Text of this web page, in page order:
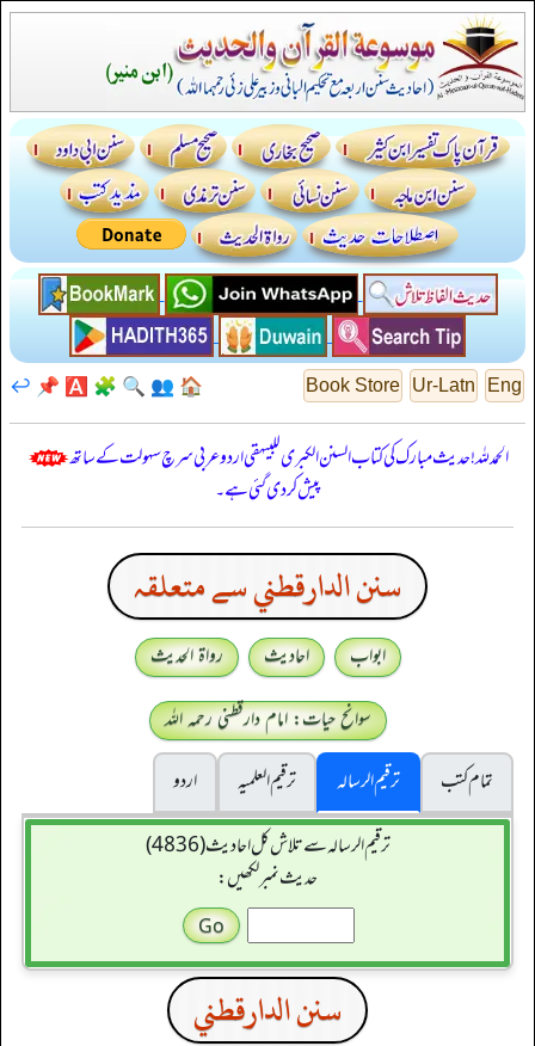
Eng
Ur-Latn
Book Store
🏠
👥
🔍
🧩
🅰️
📌
↩️
الحمدللہ! حدیث مبارک کی کتاب السنن الكبرى للبيهقي اردو عربی سرچ سہولت کے ساتھ
پیش کر دی گئی ہے۔
سنن الدارقطني سے متعلقہ
ابواب احادیث
رواۃ الحدیث
سوانح حیات: امام دارقطنی رحمہ اللہ
تمام کتب
ترقیم الرسالہ ترقیم العلمیہ
اردو
ترقیم الرسالہ سے تلاش کل احادیث (4836)
حدیث نمبر لکھیں:
سنن الدارقطني